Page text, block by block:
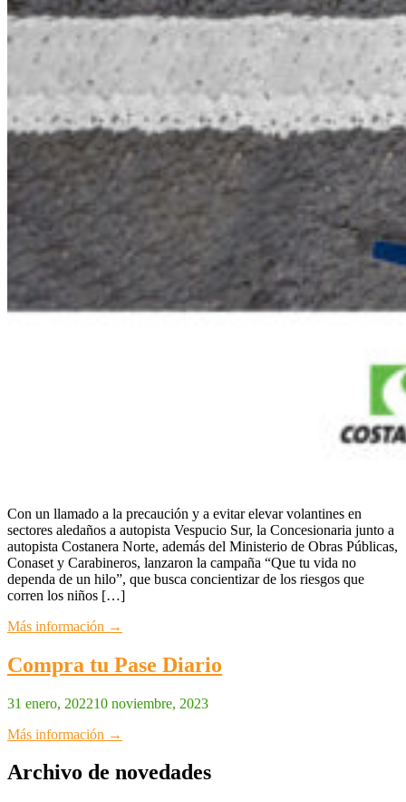
Con un llamado a la precaución y a evitar elevar volantines en
sectores aledaños a autopista Vespucio Sur, la Concesionaria junto a
autopista Costanera Norte, además del Ministerio de Obras Públicas,
Conaset y Carabineros, lanzaron la campaña “Que tu vida no
dependa de un hilo”, que busca concientizar de los riesgos que
corren los niños […]
Más información →
Compra tu Pase Diario
31 enero, 202210 noviembre, 2023
Más información →
Archivo de novedades